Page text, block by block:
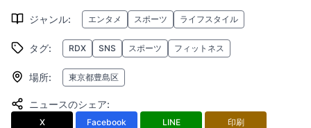
ジャンル: エンタメ スポーツ ライフスタイル
タグ: RDX SNS スポーツ フィットネス
場所: 東京都豊島区
ニュースのシェア:
X Facebook LINE 印刷